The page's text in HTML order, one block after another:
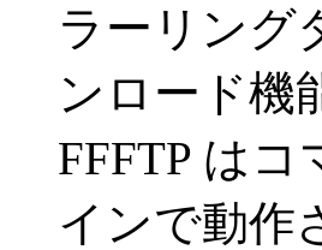
ラーリング
ンロード機
FFFTP はコ
インで動作